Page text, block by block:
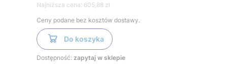
Najniższa cena: 605,88 zł
Ceny podane bez kosztów dostawy.
Do koszyka
Dostępność: zapytaj w sklepie